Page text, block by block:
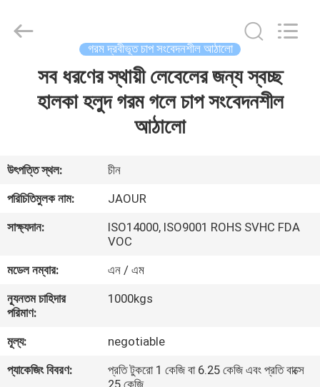
আমাদের
সম্পর্কে
কারখানা
ভ্রমণ
মান
নিয়ন্ত্রণ
Adhesive
Products
গরম দ্রবীভূত চাপ সংবেদনশীল আঠালো
সব ধরণের স্থায়ী লেবেলের জন্য স্বচ্ছ
হালকা হলুদ গরম গলে চাপ সংবেদনশীল
আঠালো
উৎপত্তি স্থল:
চীন
পরিচিতিমুলক নাম:
JAOUR
সাক্ষ্যদান:
ISO14000, ISO9001 ROHS SVHC FDA
VOC
মডেল নম্বার:
এন / এম
ন্যূনতম চাহিদার
পরিমাণ:
1000kgs
মূল্য:
negotiable
প্যাকেজিং বিবরণ:
প্রতি টুকরো 1 কেজি বা 6.25 কেজি এবং প্রতি বাক্সে